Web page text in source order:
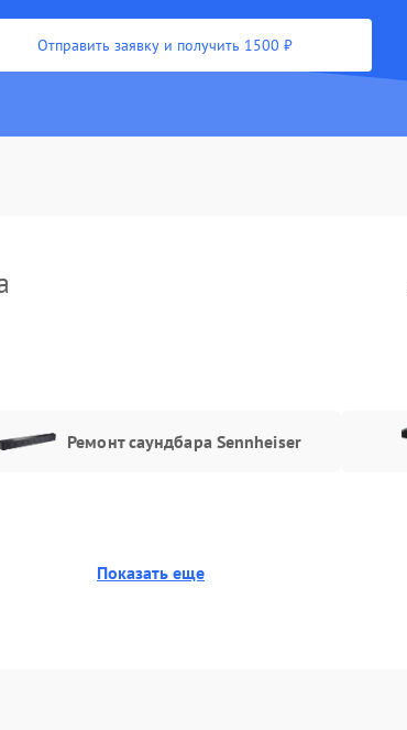
Отправить заявку и получить 1500 ₽
Ремонт саундбара Sennheiser
Показать еще